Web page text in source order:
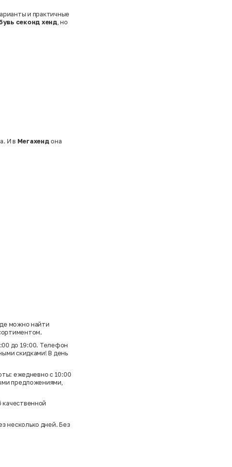
и практичные
секонд хенд, но
И в Мегахенд она
можно найти
до 19:00. Телефон
скидками! В день
ежедневно с 10:00
предложениями,
качественной
несколько дней. Без